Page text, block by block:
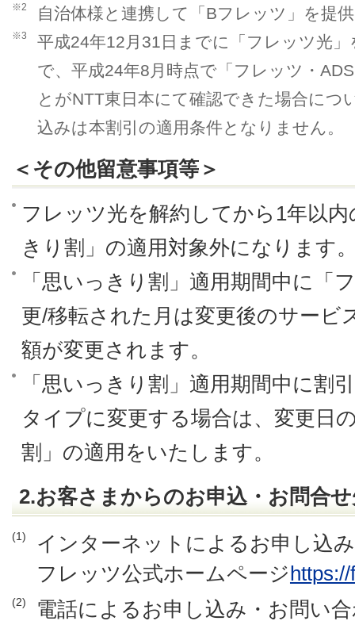
※2 自治体様と連携して「Bフレッツ」を提
※3
平成24年12月31日までに「フレッツ光
で、平成24年8月時点で「フレッツ・
とがNTT東日本にて確認できた場合につ
込みは本割引の適用条件となりません。
＜その他留意事項等＞
フレッツ光を解約してから1年以
きり割」の適用対象外になります
「思いっきり割」適用期間中に「
更/移転された月は変更後のサービ
額が変更されます。
「思いっきり割」適用期間中に割
タイプに変更する場合は、変更日
割」の適用をいたします。
2.お客さまからのお申込・お問合
(1)
インターネットによるお申し込
フレッツ公式ホームページ
(2)
電話によるお申し込み・お問い